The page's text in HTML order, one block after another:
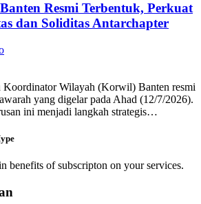
Resmi Terbentuk, Perkuat
dan Soliditas Antarchapter
Wilayah (Korwil) Banten resmi
yang digelar pada Ahad (12/7/2026).
ini menjadi langkah strategis…
benefits of subscripton on your services.